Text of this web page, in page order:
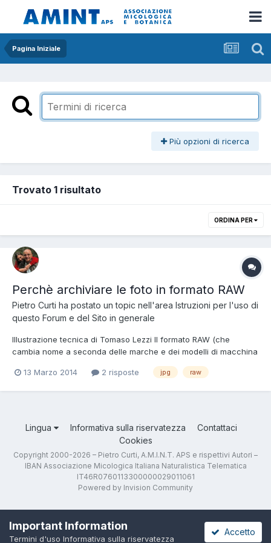
Pagina Iniziale
Più opzioni di ricerca
Trovato 1 risultato
ORDINA PER
Perchè archiviare le foto in formato RAW
Pietro Curti ha postato un topic nell'area Istruzioni per l'uso di
questo Forum e del Sito in generale
Illustrazione tecnica di Tomaso Lezzi Il formato RAW (che
cambia nome a seconda delle marche e dei modelli di macchina
ricevuti dal sensore "così come sono arrivati". Questi dati
13 Marzo 2014 2 risposte jpg raw
Lingua Informativa sulla riservatezza
Contattaci
Cookies
Copyright 2000-2026 – Pietro Curti, A.M.I.N.T. APS e rispettivi Autori –
IBAN Associazione Micologica Italiana Naturalistica Telematica
IT46R0760113300000029011061
Powered by Invision Community
Important Information
Termini d'uso Informativa sulla riservatezza
Accetto